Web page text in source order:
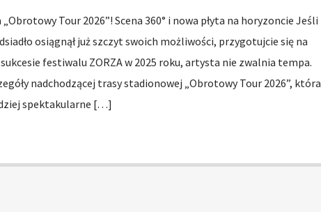
„Obrotowy Tour 2026”! Scena 360° i nowa płyta na horyzoncie Jeśli
osiągnął już szczyt swoich możliwości, przygotujcie się na
festiwalu ZORZA w 2025 roku, artysta nie zwalnia tempa.
nadchodzącej trasy stadionowej „Obrotowy Tour 2026”, która
spektakularne […]